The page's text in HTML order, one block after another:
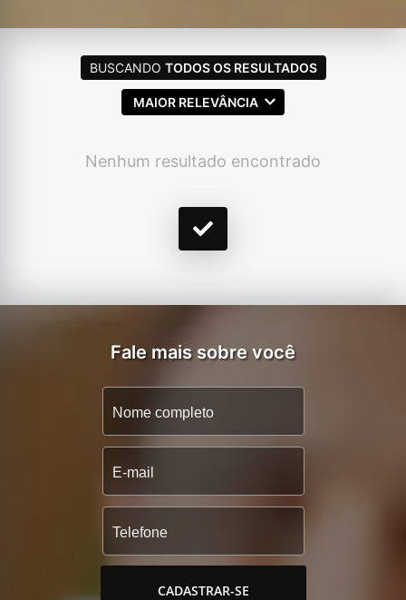
BUSCANDO TODOS OS RESULTADOS
MAIOR RELEVÂNCIA
Nenhum resultado encontrado
Fale mais sobre você
CADASTRAR-SE